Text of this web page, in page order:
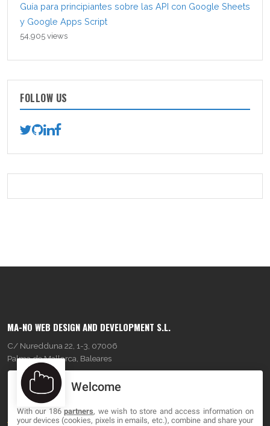
Guía para principiantes sobre las API con Google Sheets
y Google Apps Script
54,905 views
FOLLOW US
MA-NO WEB DESIGN AND DEVELOPMENT S.L.
C/ Nuredduna 22, 1-3, 07006
Palma de Mallorca, Baleares
OUR COMPANY
About
Welcome
With our 186partners, we wish to store and access information on
your devices (cookies, pixels in emails, etc.), combine and share your